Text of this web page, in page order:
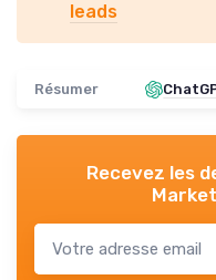
leads
Résumer
Recevez les